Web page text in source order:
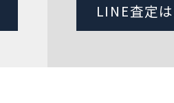
LINE査定